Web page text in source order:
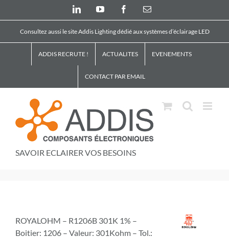
LinkedInYouTube FacebookEmail
Consultez aussi le site Addis Lighting dédié aux systèmes d’éclairage LED
ADDIS RECRUTE ! ACTUALITES EVENEMENTS
CONTACT PAR EMAIL
SAVOIR ECLAIRER VOS BESOINS
ROYALOHM – R1206B 301K 1% –
Boitier: 1206 – Valeur: 301Kohm – Tol.: